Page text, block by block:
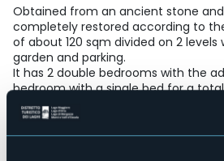
Obtained from an ancient stone
completely restored according to
of about 120 sqm divided on 2
garden and parking.
It has 2 double bedrooms with the
bedroom with a single bed for a
with shower, fully equipped kitchen
with fireplace, equipped with
operated by programmable